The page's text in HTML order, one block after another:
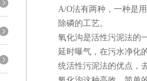
A/O法有两种，一种是
除磷的工艺。
氧化沟是活性污泥法的
延时曝气，在污水净化
统活性污泥法的优点，